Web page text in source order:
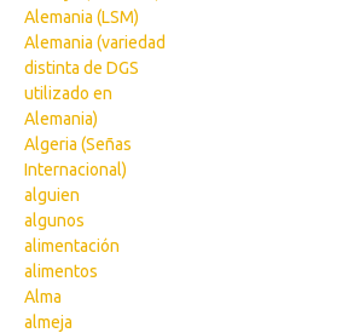
Alemania (LSM)
Alemania (variedad
distinta de DGS
utilizado en
Alemania)
Algeria (Señas
Internacional)
alguien
algunos
alimentación
alimentos
Alma
almeja